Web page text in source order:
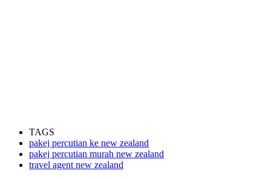
TAGS
pakej percutian ke new zealand
pakej percutian murah new zealand
travel agent new zealand